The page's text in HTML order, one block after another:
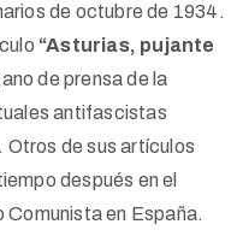
de octubre de 1934.
“Asturias, pujante
de prensa de la
antifascistas
Otros de sus artículos
después en el
Comunista en España.